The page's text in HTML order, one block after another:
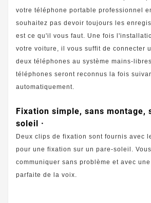
votre téléphone portable professionnel
souhaitez pas devoir toujours les
est ce qu'il vous faut. Une fois
votre voiture, il vous suffit de connecter
deux téléphones au système mains-
téléphones seront reconnus la fois
automatiquement.
Fixation simple, sans montage,
soleil ·
Deux clips de fixation sont fournis avec
pour une fixation sur un pare-soleil.
communiquer sans problème et avec
parfaite de la voix.